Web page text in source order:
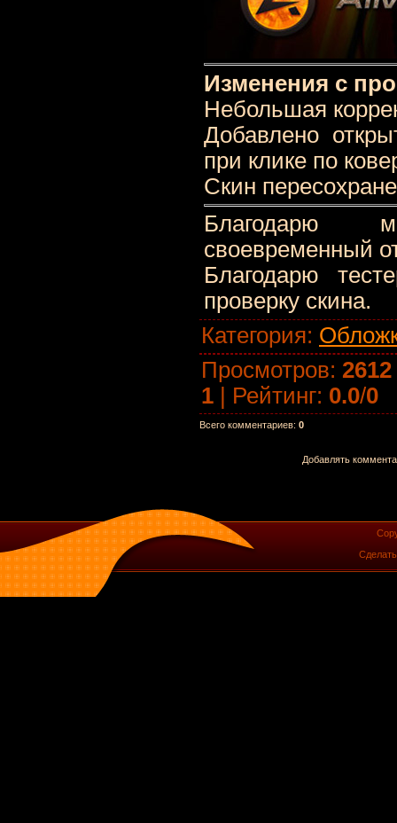
Изменения с
Небольшая
Добавлено
при клике по
Скин
Благодарю
своевременный
Благодарю
проверку скина.
Категория:
Просмотров: 2612
1 | Рейтинг: 0.0/0
Всего комментариев: 0
Добавлять